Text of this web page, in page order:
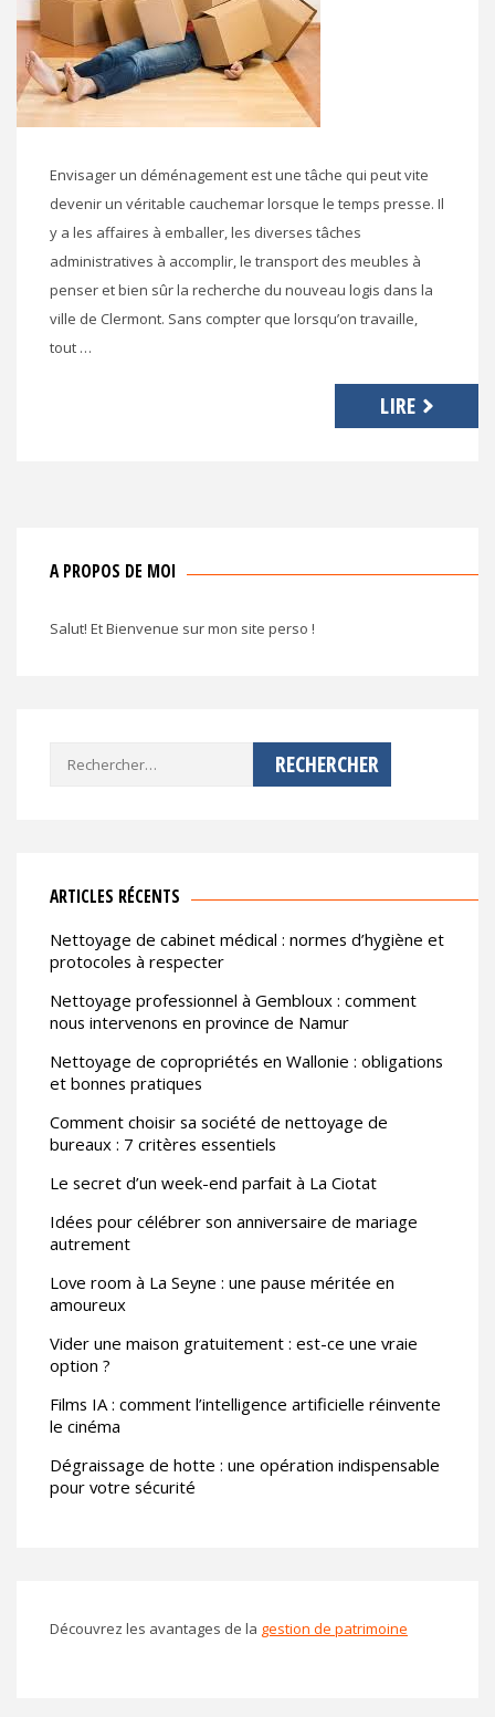
Envisager un déménagement est une tâche qui peut vite
devenir un véritable cauchemar lorsque le temps presse. Il
y a les affaires à emballer, les diverses tâches
administratives à accomplir, le transport des meubles à
penser et bien sûr la recherche du nouveau logis dans la
ville de Clermont. Sans compter que lorsqu’on travaille,
tout …
LIRE
A PROPOS DE MOI
Salut! Et Bienvenue sur mon site perso !
Rechercher :
ARTICLES RÉCENTS
Nettoyage de cabinet médical : normes d’hygiène et
protocoles à respecter
Nettoyage professionnel à Gembloux : comment
nous intervenons en province de Namur
Nettoyage de copropriétés en Wallonie : obligations
et bonnes pratiques
Comment choisir sa société de nettoyage de
bureaux : 7 critères essentiels
Le secret d’un week-end parfait à La Ciotat
Idées pour célébrer son anniversaire de mariage
autrement
Love room à La Seyne : une pause méritée en
amoureux
Vider une maison gratuitement : est-ce une vraie
option ?
Films IA : comment l’intelligence artificielle réinvente
le cinéma
Dégraissage de hotte : une opération indispensable
pour votre sécurité
Découvrez les avantages de la gestion de patrimoine